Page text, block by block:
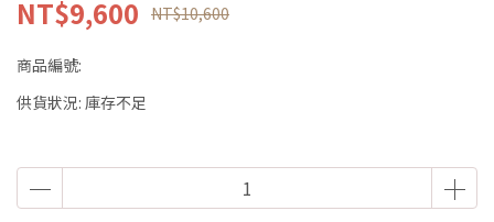
NT$9,600 NT$10,600
商品編號:
供貨狀況: 庫存不足